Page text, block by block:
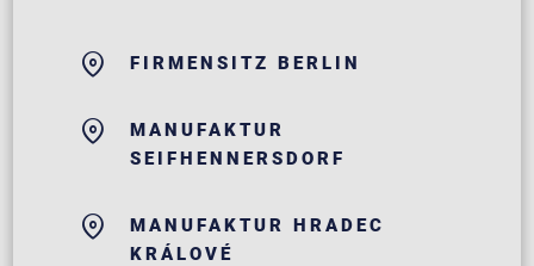
FIRMENSITZ BERLIN
MANUFAKTUR
SEIFHENNERSDORF
MANUFAKTUR HRADEC
KRÁLOVÉ